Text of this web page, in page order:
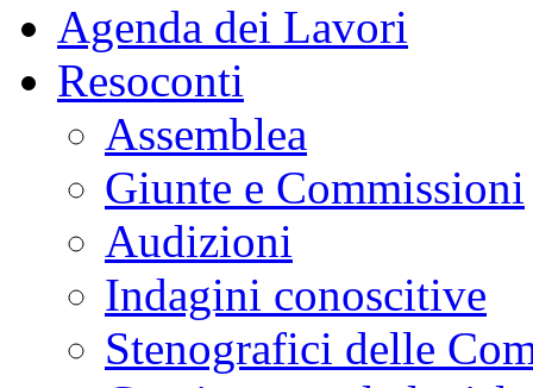
Agenda dei Lavori
Resoconti
Assemblea
Giunte e Commissioni
Audizioni
Indagini conoscitive
Stenografici delle